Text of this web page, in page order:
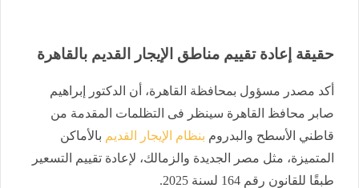
حقيقة إعادة تقييم مناطق الإيجار القديم بالقاهرة
أكد مصدر مسؤول بمحافظة القاهرة، أن الدكتور إبراهيم
صابر محافظ القاهرة سينظر فى التظلمات المقدمة من
قاطني الأسطح والبدروم بنظام الإيجار القديم بالأماكن
المتميزة، مثل مصر الجديدة والزمالك، لإعادة تقييم التسعير
طبقًا للقانون رقم 164 لسنة 2025.